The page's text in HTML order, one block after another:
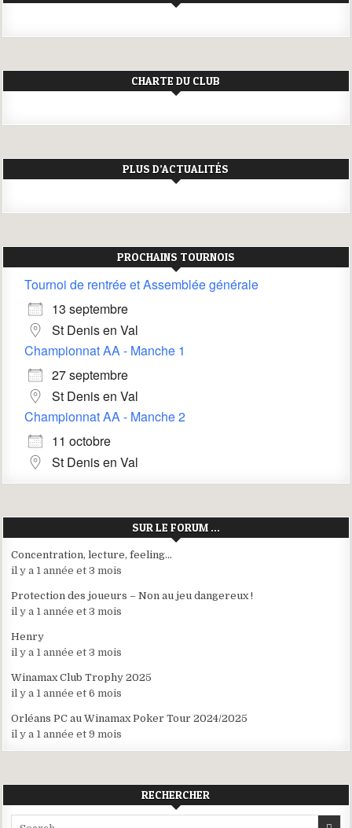
CHARTE DU CLUB
PLUS D’ACTUALITÉS
PROCHAINS TOURNOIS
Tournoi de rentrée et Assemblée générale
13 septembre
St Denis en Val
Championnat AA - Manche 1
27 septembre
St Denis en Val
Championnat AA - Manche 2
11 octobre
St Denis en Val
SUR LE FORUM …
Concentration, lecture, feeling…
il y a 1 année et 3 mois
Protection des joueurs – Non au jeu dangereux !
il y a 1 année et 3 mois
Henry
il y a 1 année et 3 mois
Winamax Club Trophy 2025
il y a 1 année et 6 mois
Orléans PC au Winamax Poker Tour 2024/2025
il y a 1 année et 9 mois
RECHERCHER